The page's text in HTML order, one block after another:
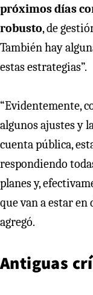
próximos días
robusto, de
También hay
estas estrategias”.
“Evidentemente,
algunos ajustes y
cuenta pública,
respondiendo
planes y,
que van a estar en
agregó.
Antiguas